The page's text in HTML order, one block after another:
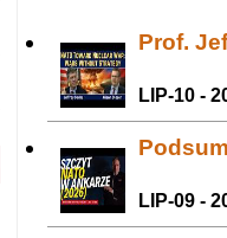
Prof.
LIP-10 -
LIP-09 -